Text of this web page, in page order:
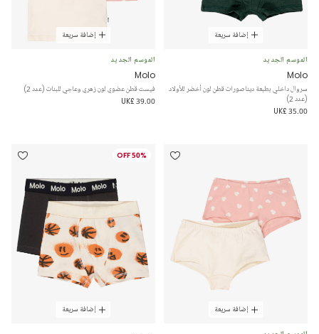
إضافة سريعة
الموسم الجديد
Molo
سروال داخلي بطبعة ديناصورات قطن لون أخضر للأولاد
(عدد 2)
UK£ 35.00
إضافة سريعة
الموسم الجديد
Molo
فيست قطن عضوي لون زهري وعاجي للبنات (عدد 2)
UK£ 39.00
إضافة سريعة
50% OFF
إضافة سريعة